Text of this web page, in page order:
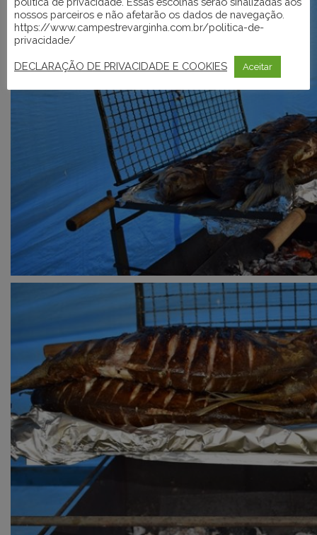
nossos parceiros e não afetarão os dados de navegação.
https://www.campestrevarginha.com.br/politica-de-
privacidade/
DECLARAÇÃO DE PRIVACIDADE E COOKIES Aceitar